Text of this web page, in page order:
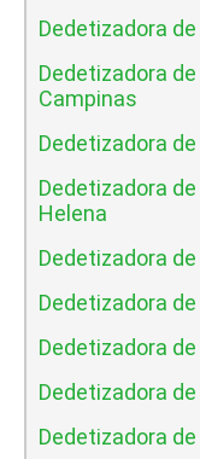
Dedetizadora
Dedetizadora
Campinas
Dedetizadora
Dedetizadora
Helena
Dedetizadora
Dedetizadora
Dedetizadora
Dedetizadora
Dedetizadora